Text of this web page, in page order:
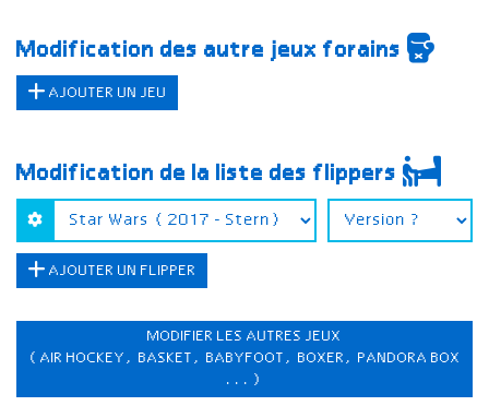
Modification des autre jeux forains
AJOUTER UN JEU
Modification de la liste des flippers
AJOUTER UN FLIPPER
MODIFIER LES AUTRES JEUX
(AIR HOCKEY, BASKET, BABYFOOT, BOXER, PANDORA BOX
...)